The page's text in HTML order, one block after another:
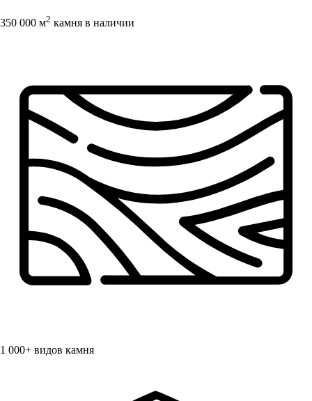
350 000 м2 камня в наличии
1 000+ видов камня